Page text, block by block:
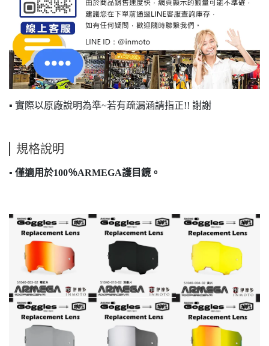
▪ 實際以原廠說明為準~若有疏漏涵請指正!! 謝謝
規格說明
▪ 僅適用於100％ARMEGA護目鏡。